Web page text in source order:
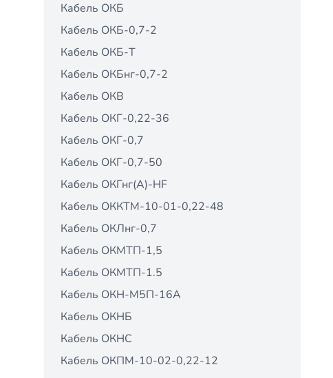
Кабель ОКБ
Кабель ОКБ-0,7-2
Кабель ОКБ-Т
Кабель ОКБнг-0,7-2
Кабель ОКВ
Кабель ОКГ-0,22-36
Кабель ОКГ-0,7
Кабель ОКГ-0,7-50
Кабель ОКГнг(А)-HF
Кабель ОККТМ-10-01-0,22-48
Кабель ОКЛнг-0,7
Кабель ОКМТП-1,5
Кабель ОКМТП-1.5
Кабель ОКН-М5П-16А
Кабель ОКНБ
Кабель ОКНС
Кабель ОКПМ-10-02-0,22-12